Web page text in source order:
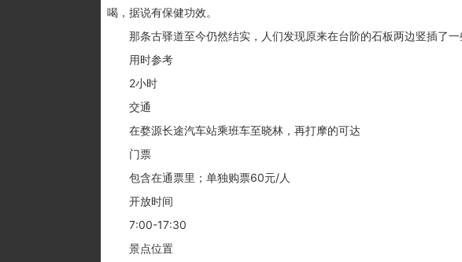
喝，据说有保健功效。
那条古驿道至今仍然结实，人们发现原来在台阶的石板两边竖插了一
用时参考
2小时
交通
在婺源长途汽车站乘班车至晓林，再打摩的可达
门票
包含在通票里；单独购票60元/人
开放时间
7:00-17:30
景点位置